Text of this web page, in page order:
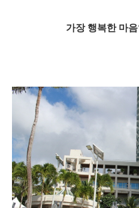
가장 행복한 마